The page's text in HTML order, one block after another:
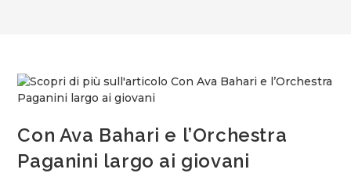
Con Ava Bahari e l’Orchestra
Paganini largo ai giovani